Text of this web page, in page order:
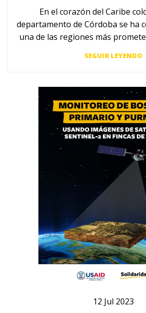
En el corazón del Caribe
departamento de Córdoba se ha
una de las regiones más
SEGUIR LEYENDO
12 Jul 2023